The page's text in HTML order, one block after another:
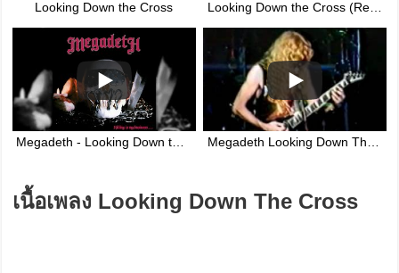
Looking Down the Cross Looking Down the Cross (Remastered)
Megadeth - Looking Down the Cross [Original 1985 Studio Recording] Megadeth Looking Down The Cross
เนื้อเพลง Looking Down The Cross